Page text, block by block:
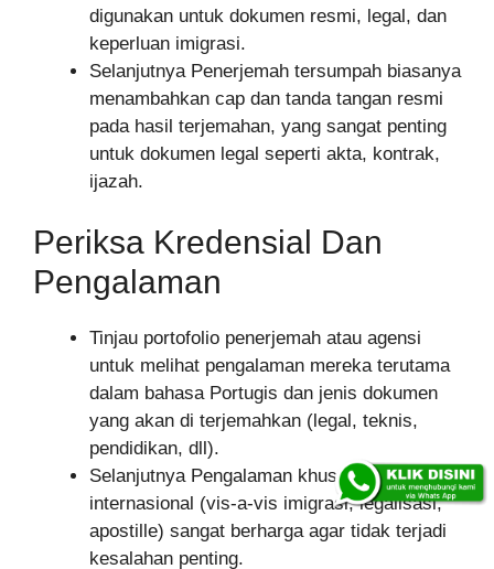
digunakan untuk dokumen resmi, legal, dan
keperluan imigrasi.
Selanjutnya Penerjemah tersumpah biasanya
menambahkan cap dan tanda tangan resmi
pada hasil terjemahan, yang sangat penting
untuk dokumen legal seperti akta, kontrak,
ijazah.
Periksa Kredensial Dan
Pengalaman
Tinjau portofolio penerjemah atau agensi
untuk melihat pengalaman mereka terutama
dalam bahasa Portugis dan jenis dokumen
yang akan di terjemahkan (legal, teknis,
pendidikan, dll).
Selanjutnya Pengalaman khusus di dokumen
internasional (vis-a-vis imigrasi, legalisasi,
apostille) sangat berharga agar tidak terjadi
kesalahan penting.